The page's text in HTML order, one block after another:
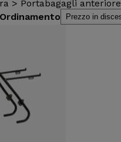
> Portabagagli anteriore
Ordinamento